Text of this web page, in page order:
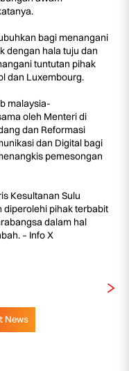
bagi menangani
dengan hala tuju dan
tuntutan pihak
dan Luxembourg.
malaysia-
oleh Menteri di
dan Reformasi
dan Digital bagi
pemesongan
Kesultanan Sulu
pihak terbabit
dalam hal
– Info X
News